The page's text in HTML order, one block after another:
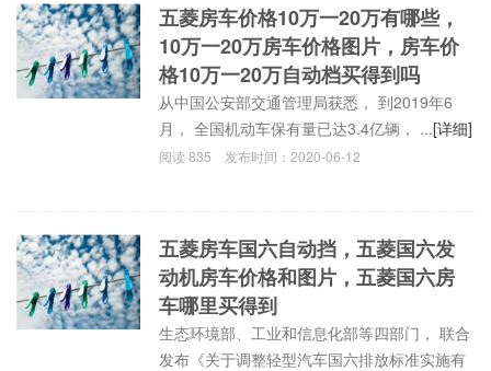
五菱房车价格10万一20万有哪些，
10万一20万房车价格图片，房车价
格10万一20万自动档买得到吗
从中国公安部交通管理局获悉， 到2019年6
月， 全国机动车保有量已达3.4亿辆， ...[详细]
阅读835 发布时间：2020-06-12
五菱房车国六自动挡，五菱国六发
动机房车价格和图片，五菱国六房
车哪里买得到
生态环境部、工业和信息化部等四部门， 联合
发布《关于调整轻型汽车国六排放标准实施有